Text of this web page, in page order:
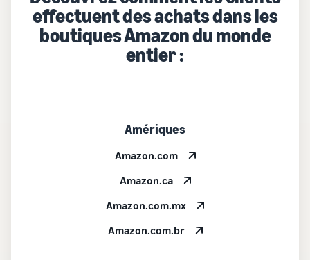
effectuent des achats dans les
boutiques Amazon du monde
entier :
Amériques
Amazon.com
Amazon.ca
Amazon.com.mx
Amazon.com.br